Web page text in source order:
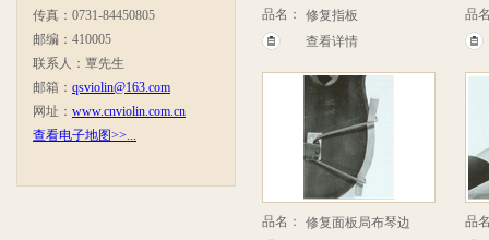
传真：0731-84450805
邮编：410005
联系人：覃先生
邮箱： qsviolin@163.com
网址： www.cnviolin.com.cn
查看电子地图>>...
品名：
修复指板
查看详情
品
品名：
修复面板局布琴边
品